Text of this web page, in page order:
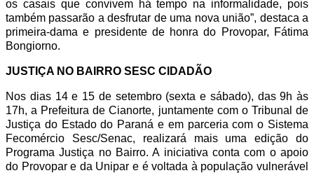
os casais que convivem há tempo na informalidade, pois
também passarão a desfrutar de uma nova união”, destaca a
primeira-dama e presidente de honra do Provopar, Fátima
Bongiorno.
JUSTIÇA NO BAIRRO SESC CIDADÃO
Nos dias 14 e 15 de setembro (sexta e sábado), das 9h às
17h, a Prefeitura de Cianorte, juntamente com o Tribunal de
Justiça do Estado do Paraná e em parceria com o Sistema
Fecomércio Sesc/Senac, realizará mais uma edição do
Programa Justiça no Bairro. A iniciativa conta com o apoio
do Provopar e da Unipar e é voltada à população vulnerável